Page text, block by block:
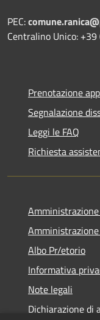
PEC:
Centralino Unico:
Prenotazione
Segnalazione
Leggi le FAQ
Richiesta
Albo Pr/etorio
Informativa
Note legali
Dichiarazione di